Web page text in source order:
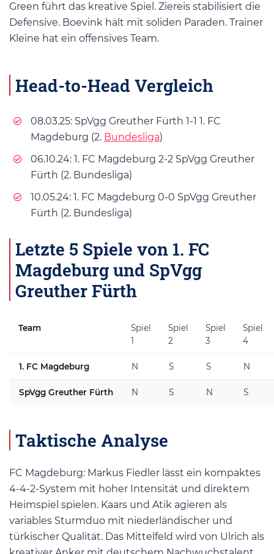
Green führt das kreative Spiel. Ziereis stabilisiert die
Defensive. Boevink hält mit soliden Paraden. Trainer
Kleine hat ein offensives Team.
Head-to-Head Vergleich
08.03.25: SpVgg Greuther Fürth 1-1 1. FC
Magdeburg (2. Bundesliga)
06.10.24: 1. FC Magdeburg 2-2 SpVgg Greuther
Fürth (2. Bundesliga)
10.05.24: 1. FC Magdeburg 0-0 SpVgg Greuther
Fürth (2. Bundesliga)
Letzte 5 Spiele von 1. FC
Magdeburg und SpVgg
Greuther Fürth
Team
Spiel
1
Spiel
2
Spiel
3
Spiel
4
1. FC Magdeburg N S S N
SpVgg Greuther Fürth N S N S
Taktische Analyse
FC Magdeburg: Markus Fiedler lässt ein kompaktes
4-4-2-System mit hoher Intensität und direktem
Heimspiel spielen. Kaars und Atik agieren als
variables Sturmduo mit niederländischer und
türkischer Qualität. Das Mittelfeld wird von Ulrich als